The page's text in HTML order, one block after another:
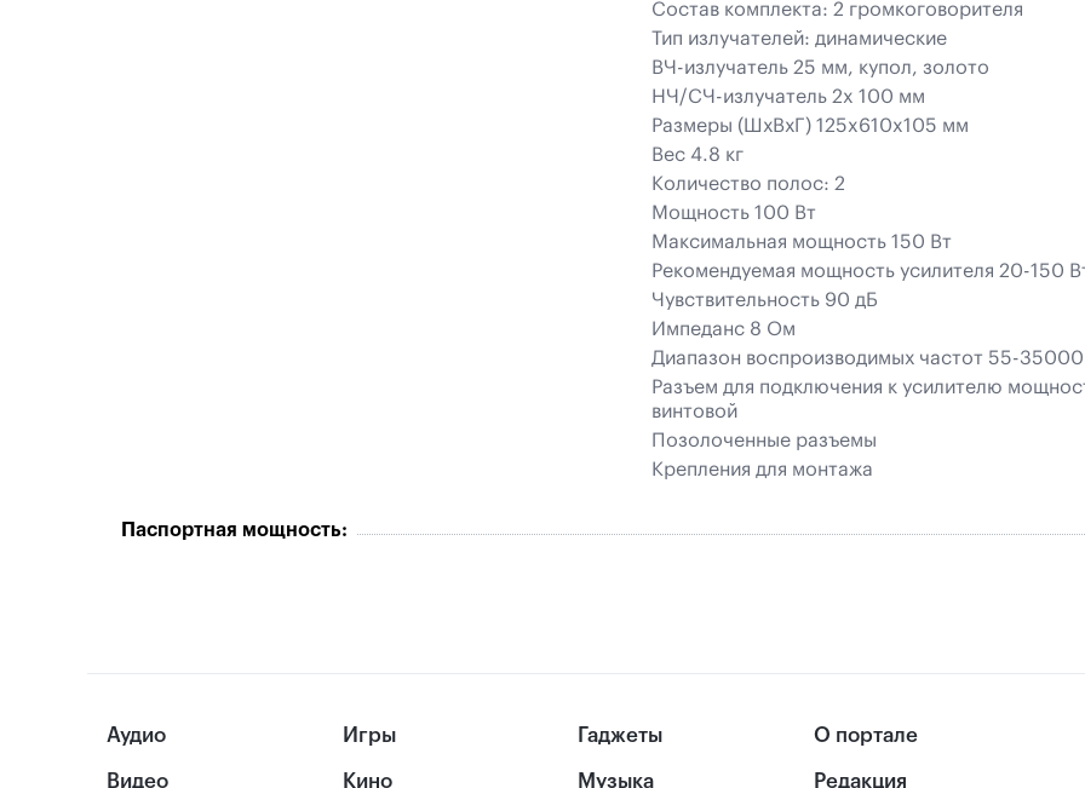
Состав комплекта: 2 громкоговорителя
Тип излучателей: динамические
ВЧ-излучатель 25 мм, купол, золото
НЧ/СЧ-излучатель 2x 100 мм
Размеры (ШхВхГ) 125x610x105 мм
Вес 4.8 кг
Количество полос: 2
Мощность 100 Вт
Максимальная мощность 150 Вт
Рекомендуемая мощность усилителя 20-150
Чувствительность 90 дБ
Импеданс 8 Ом
Диапазон воспроизводимых частот 55-
Разъем для подключения к усилителю
винтовой
Позолоченные разъемы
Крепления для монтажа
Паспортная мощность:
Аудио
Видео
Игры
Кино
Гаджеты
Музыка
О портале
Редакция